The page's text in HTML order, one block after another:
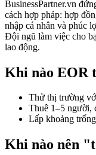
BusinessPartner.vn
cách hợp pháp: hợp
nhập cá nhân và phúc
Đội ngũ làm việc cho
lao động.
Khi nào EOR
Thử thị trường
Thuê 1–5 người,
Lấp khoảng
Khi nào nên